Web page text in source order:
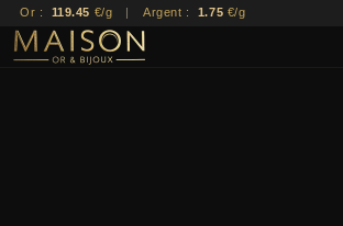
Or : 119.45 €/g | Argent : 1.75 €/g